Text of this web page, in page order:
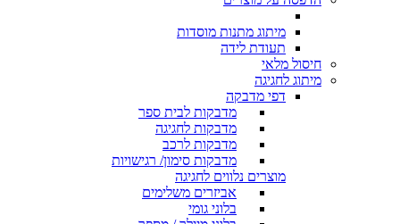
מיתוג מתנות מוסדות
תעודת לידה
חיסול מלאי
מיתוג לחגיגה
דפי מדבקה
מדבקות לבית ספר
מדבקות לחגיגה
מדבקות לרכב
מדבקות סימון/ רגישויות
מוצרים נלווים לחגיגה
אביזרים משלימים
בלוני גומי